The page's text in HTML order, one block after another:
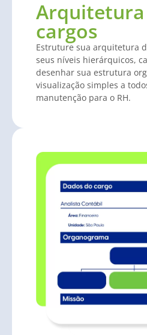
Arquitetura
cargos
Estruture sua arquitetura
seus níveis hierárquicos,
desenhar sua estrutura
visualização simples a
manutenção para o RH.